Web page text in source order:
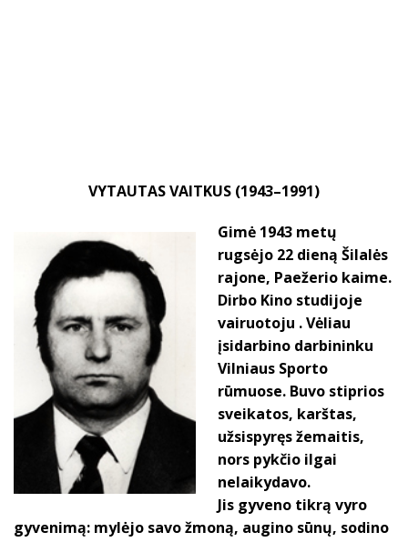
VYTAUTAS VAITKUS (1943–1991)
Gimė 1943 metų
rugsėjo 22 dieną Šilalės
rajone, Paežerio kaime.
Dirbo Kino studijoje
vairuotoju . Vėliau
įsidarbino darbininku
Vilniaus Sporto
rūmuose. Buvo stiprios
sveikatos, karštas,
užsispyręs žemaitis,
nors pykčio ilgai
nelaikydavo.
Jis gyveno tikrą vyro
gyvenimą: mylėjo savo žmoną, augino sūnų, sodino